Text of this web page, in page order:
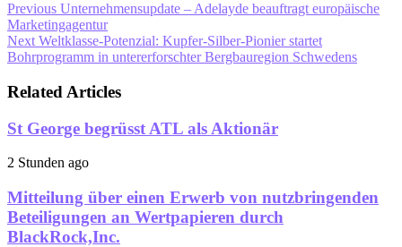
Previous Unternehmensupdate – Adelayde beauftragt europäische
Marketingagentur
Next Weltklasse-Potenzial: Kupfer-Silber-Pionier startet
Bohrprogramm in untererforschter Bergbauregion Schwedens
Related Articles
St George begrüsst ATL als Aktionär
2 Stunden ago
Mitteilung über einen Erwerb von nutzbringenden
Beteiligungen an Wertpapieren durch
BlackRock,Inc.